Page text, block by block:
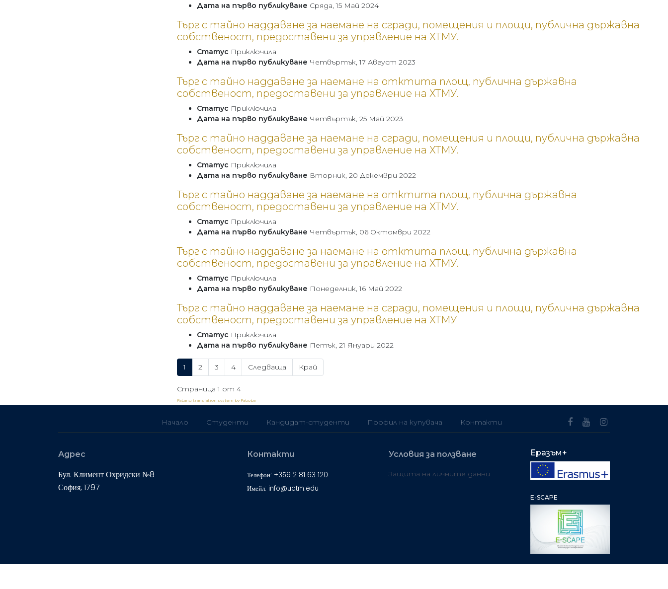
Дата на първо публикуване Сряда, 15 Май 2024
Търг с тайно наддаване за наемане на сгради, помещения и площи, публична държавна
собственост, предоставени за управление на ХТМУ.
Статус Приключила
Дата на първо публикуване Четвъртък, 17 Август 2023
Търг с тайно наддаване за наемане на отктита площ, публична държавна
собственост, предоставени за управление на ХТМУ.
Статус Приключила
Дата на първо публикуване Четвъртък, 25 Май 2023
Търг с тайно наддаване за наемане на сгради, помещения и площи, публична държавна
собственост, предоставени за управление на ХТМУ.
Статус Приключила
Дата на първо публикуване Вторник, 20 Декември 2022
Търг с тайно наддаване за наемане на отктита площ, публична държавна
собственост, предоставени за управление на ХТМУ.
Статус Приключила
Дата на първо публикуване Четвъртък, 06 Октомври 2022
Търг с тайно наддаване за наемане на отктита площ, публична държавна
собственост, предоставени за управление на ХТМУ.
Статус Приключила
Дата на първо публикуване Понеделник, 16 Май 2022
Търг с тайно наддаване за наемане на сгради, помещения и площи, публична държавна
собственост, предоставени за управление на ХТМУ
Статус Приключила
Дата на първо публикуване Петък, 21 Януари 2022
1 2 3 4 Следваща Край
Страница 1 от 4
FaLang translation system by Faboba
Начало Студенти Кандидат-студенти Профил на купувача Контакти
Адрес
Бул. Климент Охридски №8
София, 1797
Контакти
Телефон: +359 2 81 63 120
Имейл: info@uctm.edu
Условия за ползване
Защита на личните данни
Еразъм+
E-SCAPE